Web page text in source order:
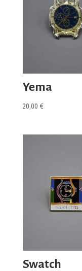
Yema
20,00 €
Swatch